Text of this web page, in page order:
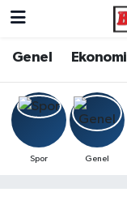
Genel Ekonomi
Spor Genel